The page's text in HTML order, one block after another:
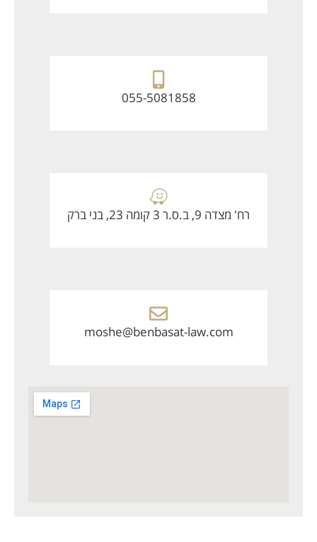
055-5081858
רח' מצדה 9, ב.ס.ר 3 קומה 23, בני ברק
moshe@benbasat-law.com